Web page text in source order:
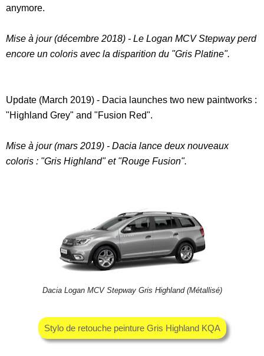
anymore.
Mise à jour (décembre 2018) - Le Logan MCV Stepway perd
encore un coloris avec la disparition du "Gris Platine".
Update (March 2019) - Dacia launches two new paintworks :
"Highland Grey" and "Fusion Red".
Mise à jour (mars 2019) - Dacia lance deux nouveaux
coloris : "Gris Highland" et "Rouge Fusion".
Dacia Logan MCV Stepway Gris Highland (Métallisé)
Stylo de retouche peinture Gris Highland KQA